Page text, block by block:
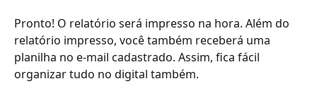
Pronto! O relatório será impresso na hora. Além do
relatório impresso, você também receberá uma
planilha no e-mail cadastrado. Assim, fica fácil
organizar tudo no digital também.